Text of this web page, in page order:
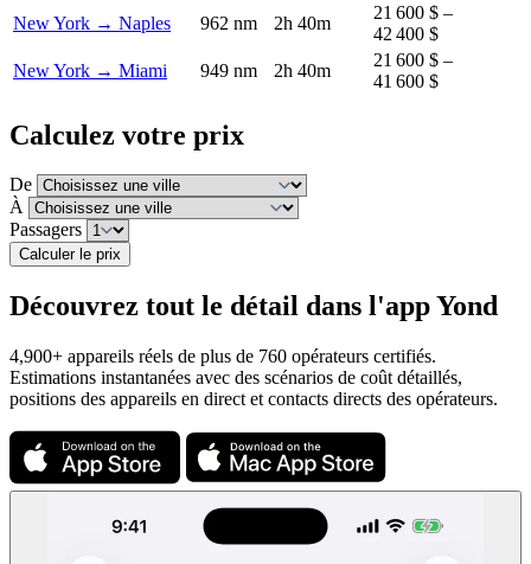
New York → Naples
962 nm 2h 40m
21 600 $ –
42 400 $
New York → Miami
949 nm 2h 40m
21 600 $ –
41 600 $
Calculez votre prix
De
À
Passagers
Calculer le prix
Découvrez tout le détail dans l'app Yond
4,900+ appareils réels de plus de 760 opérateurs certifiés.
Estimations instantanées avec des scénarios de coût détaillés,
positions des appareils en direct et contacts directs des opérateurs.